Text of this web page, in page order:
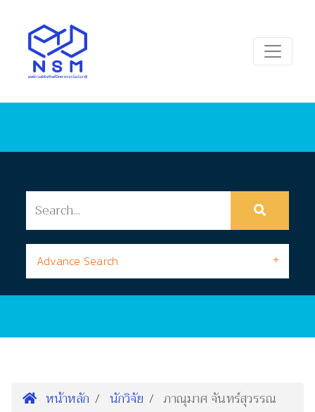
Advance Search
หน้าหลัก นักวิจัย ภาณุมาศ จันทร์สุวรรณ